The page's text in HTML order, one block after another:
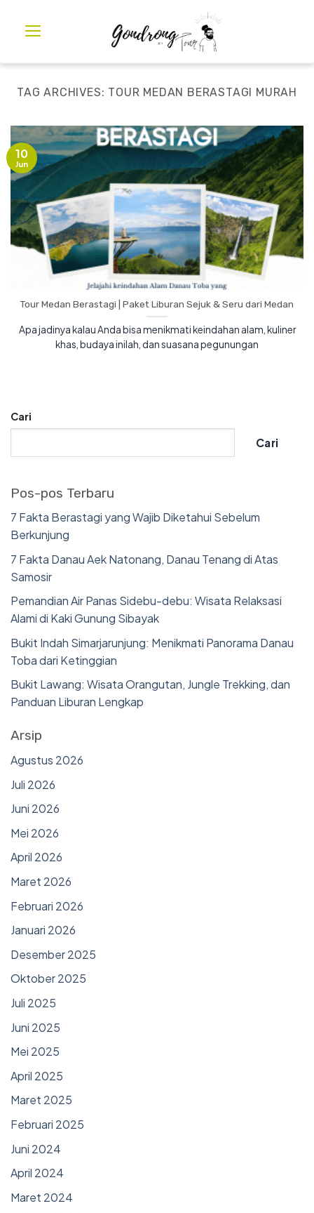
TAG ARCHIVES: TOUR MEDAN BERASTAGI MURAH
Tour Medan Berastagi | Paket Liburan Sejuk & Seru dari Medan
Apa jadinya kalau Anda bisa menikmati keindahan alam, kuliner
khas, budaya inilah, dan suasana pegunungan
10
Jun
Cari
Cari
Pos-pos Terbaru
7 Fakta Berastagi yang Wajib Diketahui Sebelum
Berkunjung
7 Fakta Danau Aek Natonang, Danau Tenang di Atas
Samosir
Pemandian Air Panas Sidebu-debu: Wisata Relaksasi
Alami di Kaki Gunung Sibayak
Bukit Indah Simarjarunjung: Menikmati Panorama Danau
Toba dari Ketinggian
Bukit Lawang: Wisata Orangutan, Jungle Trekking, dan
Panduan Liburan Lengkap
Arsip
Agustus 2026
Juli 2026
Juni 2026
Mei 2026
April 2026
Maret 2026
Februari 2026
Januari 2026
Desember 2025
Oktober 2025
Juli 2025
Juni 2025
Mei 2025
April 2025
Maret 2025
Februari 2025
Juni 2024
April 2024
Maret 2024